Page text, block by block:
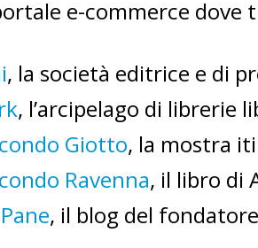
e-commerce dove
, la società editrice e di
, l’arcipelago di librerie
Giotto, la mostra
Ravenna, il libro di
, il blog del